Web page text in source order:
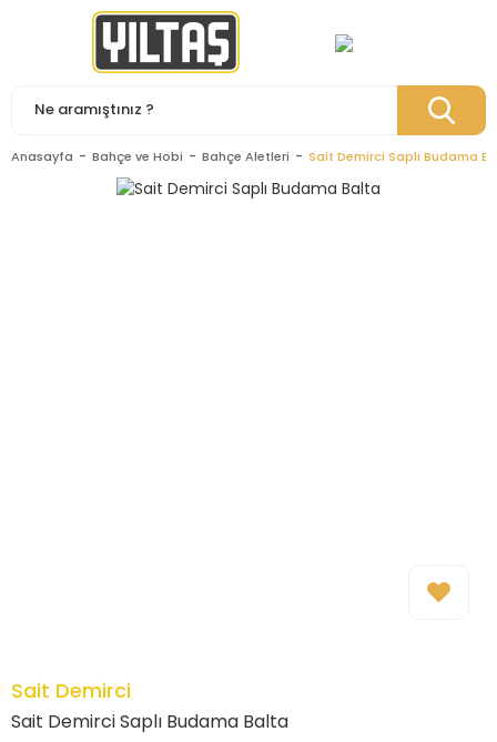
Anasayfa Bahçe ve Hobi Bahçe Aletleri Sait Demirci Saplı Budama
Sait Demirci
Sait Demirci Saplı Budama Balta